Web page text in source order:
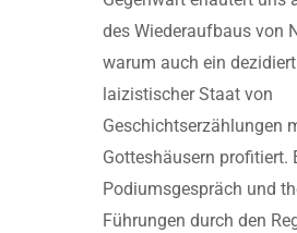
des Wiederaufbaus von
warum auch ein dezidiert
laizistischer Staat von
Geschichtserzählungen
Gotteshäusern profitiert.
Podiumsgespräch und
Führungen durch den